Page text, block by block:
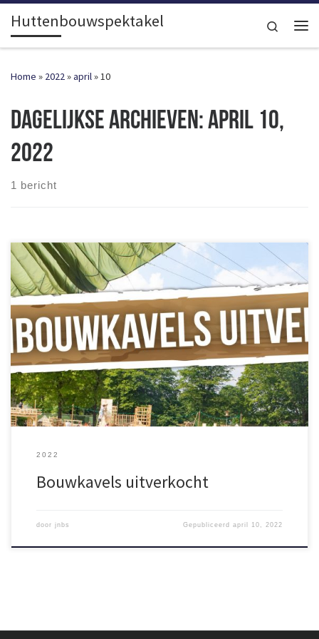
Ga naar inhoud
Huttenbouwspektakel
Search
Home » 2022»april»10
Dagelijkse archieven:april 10,
2022
1 bericht
Wat een gekte: álle bouwkavels van Huttenbouwspektakel 2022
hebben een bouwteam gevonden! Dat betekent helaas ook dat
er geen nieuwe groepen meer kunnen worden aangemeld. Heb
je al wel een team ingeschreven, maar heb je nog niet voor
iedere junior timmerman van je team een ticket? Koop dan snel je
[…]
2022
Bouwkavels uitverkocht
door jnbs Gepubliceerdapril 10, 2022